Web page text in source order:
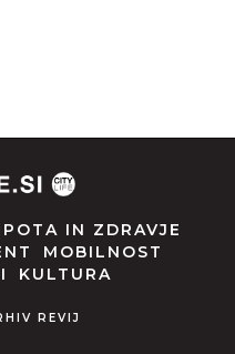
IN ZDRAVJE
MOBILNOST
KULTURA
REVIJ